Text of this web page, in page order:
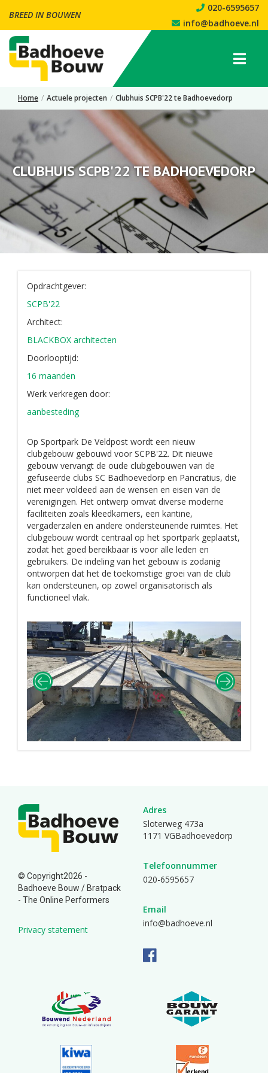
BREED IN BOUWEN
020-6595657
info@badhoeve.nl
Home / Actuele projecten / Clubhuis SCPB'22 te Badhoevedorp
CLUBHUIS SCPB'22 TE BADHOEVEDORP
Opdrachtgever:
SCPB'22
Architect:
BLACKBOX architecten
Doorlooptijd:
16 maanden
Werk verkregen door:
aanbesteding
Op Sportpark De Veldpost wordt een nieuw
clubgebouw gebouwd voor SCPB'22. Dit nieuwe
gebouw vervangt de oude clubgebouwen van de
gefuseerde clubs SC Badhoevedorp en Pancratius, die
niet meer voldeed aan de wensen en eisen van de
verenigingen. Het ontwerp omvat diverse moderne
faciliteiten zoals kleedkamers, een kantine,
vergaderzalen en andere ondersteunende ruimtes. Het
clubgebouw wordt centraal op het sportpark geplaatst,
zodat het goed bereikbaar is voor alle leden en
gebruikers. De indeling van het gebouw is zodanig
ontworpen dat het de toekomstige groei van de club
kan ondersteunen, op zowel organisatorisch als
functioneel vlak.
© Copyright2026 -
Badhoeve Bouw / Bratpack
- The Online Performers
Privacy statement
Adres
Sloterweg 473a
1171 VGBadhoevedorp
Telefoonnummer
020-6595657
Email
info@badhoeve.nl